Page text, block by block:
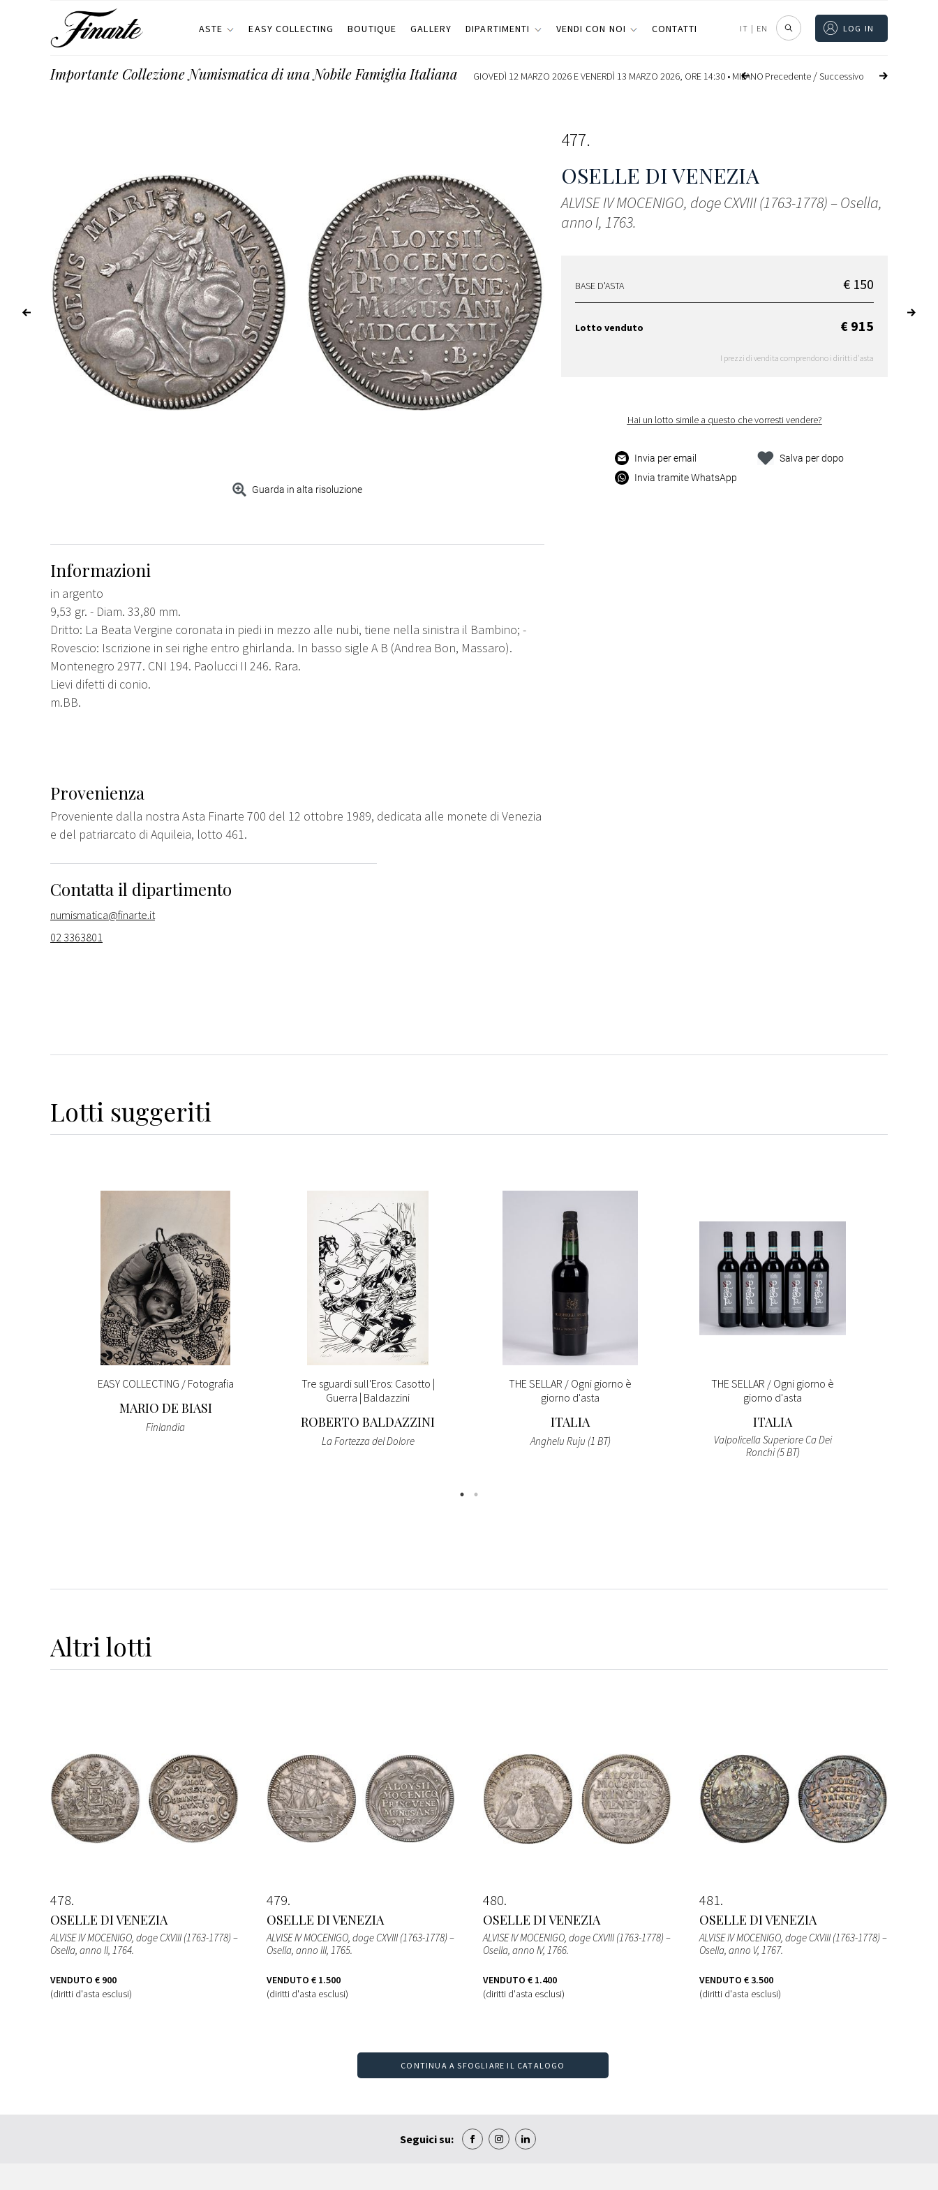
ASTE EASY COLLECTING BOUTIQUE GALLERY DIPARTIMENTI VENDI CON NOI CONTATTI IT | EN LOG IN
Precedente /Successivo
Importante Collezione Numismatica di una Nobile Famiglia Italiana GIOVEDÌ 12 MARZO 2026 E VENERDÌ 13 MARZO 2026, ORE 14:30 • MILANO
Guarda in alta risoluzione
477
OSELLE DI VENEZIA
ALVISE IV MOCENIGO, doge CXVIII (1763-1778) – Osella,
anno I, 1763.
BASE D'ASTA € 150
Lotto venduto € 915
I prezzi di vendita comprendono i diritti d'asta
Hai un lotto simile a questo che vorresti vendere?
Invia per email
Invia tramite WhatsApp
Salva per dopo
Informazioni
in argento
9,53 gr. - Diam. 33,80 mm.
Dritto: La Beata Vergine coronata in piedi in mezzo alle nubi, tiene nella sinistra il Bambino; -
Rovescio: Iscrizione in sei righe entro ghirlanda. In basso sigle A B (Andrea Bon, Massaro).
Montenegro 2977. CNI 194. Paolucci II 246. Rara.
Lievi difetti di conio.
m.BB.
Provenienza
Proveniente dalla nostra Asta Finarte 700 del 12 ottobre 1989, dedicata alle monete di Venezia
e del patriarcato di Aquileia, lotto 461.
Contatta il dipartimento
numismatica@finarte.it
02 3363801
Lotti suggeriti
EASY COLLECTING / Fotografia
MARIO DE BIASI
Finlandia
Tre sguardi sull'Eros: Casotto |
Guerra | Baldazzini
ROBERTO BALDAZZINI
La Fortezza del Dolore
THE SELLAR / Ogni giorno è
giorno d'asta
ITALIA
Anghelu Ruju (1 BT)
THE SELLAR / Ogni giorno è
giorno d'asta
ITALIA
Valpolicella Superiore Ca Dei
Ronchi (5 BT)
Altri lotti
478
OSELLE DI VENEZIA
ALVISE IV MOCENIGO, doge CXVIII (1763-1778) –
Osella, anno II, 1764.
VENDUTO € 900
(diritti d'asta esclusi)
479
OSELLE DI VENEZIA
ALVISE IV MOCENIGO, doge CXVIII (1763-1778) –
Osella, anno III, 1765.
VENDUTO € 1.500
(diritti d'asta esclusi)
480
OSELLE DI VENEZIA
ALVISE IV MOCENIGO, doge CXVIII (1763-1778) –
Osella, anno IV, 1766.
VENDUTO € 1.400
(diritti d'asta esclusi)
481
OSELLE DI VENEZIA
ALVISE IV MOCENIGO, doge CXVIII (1763-1778) –
Osella, anno V, 1767.
VENDUTO € 3.500
(diritti d'asta esclusi)
CONTINUA A SFOGLIARE IL CATALOGO
Seguici su: